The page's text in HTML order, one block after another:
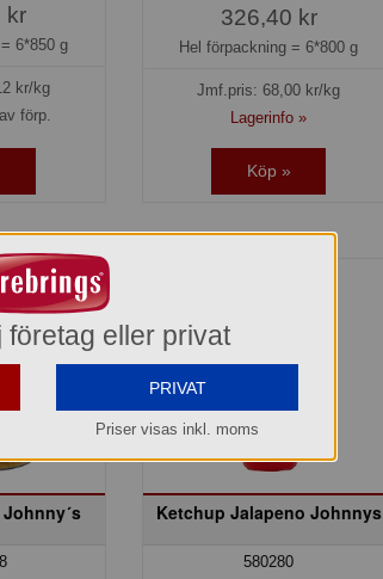
kr
6*850 g
kr/kg
förp.
326,40 kr
Hel förpackning =6*800 g
Jmf.pris:68,00 kr/kg
Lagerinfo »
Köp »
Ketchup Jalapeno Johnnys
580280
företag eller privat
PRIVAT
Priser visas inkl. moms